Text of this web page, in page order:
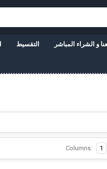
التقسيط و الشراء المباشر
Columns: 1